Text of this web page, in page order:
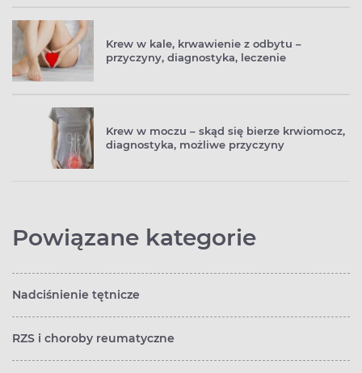
Krew w kale, krwawienie z odbytu –
przyczyny, diagnostyka, leczenie
Krew w moczu – skąd się bierze krwiomocz,
diagnostyka, możliwe przyczyny
Powiązane kategorie
Nadciśnienie tętnicze
RZS i choroby reumatyczne